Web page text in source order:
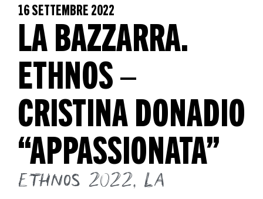
16 SETTEMBRE 2022
LA BAZZARRA.
ETHNOS –
CRISTINA DONADIO
“APPASSIONATA”
Ethnos 2022, La